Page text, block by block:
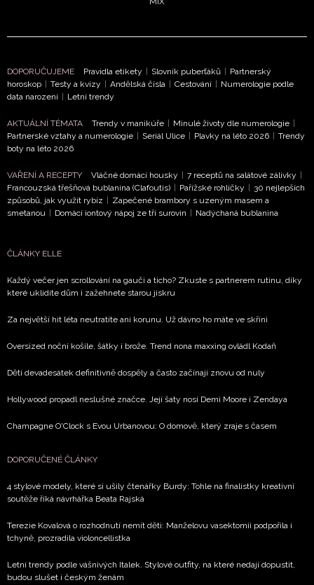
DOPORUČUJEME Pravidla etikety | Slovník puberťáků | Partnerský
horoskop | Testy a kvízy | Andělská čísla | Cestování | Numerologie podle
data narození | Letní trendy
AKTUÁLNÍ TÉMATA Trendy v manikúře | Minulé životy dle numerologie |
Partnerské vztahy a numerologie | Seriál Ulice | Plavky na léto 2026 | Trendy
boty na léto 2026
VAŘENÍ A RECEPTY Vláčné domácí housky | 7 receptů na salátové zálivky |
Francouzská třešňová bublanina (Clafoutis) | Pařížské rohlíčky | 30 nejlepších
způsobů, jak využít rybíz | Zapečené brambory s uzeným masem a
smetanou | Domácí iontový nápoj ze tří surovin | Nadýchaná bublanina
ČLÁNKY ELLE
Každý večer jen scrollování na gauči a ticho? Zkuste s partnerem rutinu, díky
které uklidíte dům i zažehnete starou jiskru
Za největší hit léta neutratíte ani korunu. Už dávno ho máte ve skříni
Oversized noční košile, šátky i brože. Trend nona maxxing ovládl Kodaň
Děti devadesátek definitivně dospěly a často začínají znovu od nuly
Hollywood propadl neslušné značce. Její šaty nosí Demi Moore i Zendaya
Champagne O'Clock s Evou Urbanovou: O domově, který zraje s časem
DOPORUČENÉ ČLÁNKY
4 stylové modely, které si ušily čtenářky Burdy: Tohle na finalistky kreativní
soutěže říká návrhářka Beata Rajská
Terezie Kovalová o rozhodnutí nemít děti: Manželovu vasektomii podpořila i
tchyně, prozradila violoncellistka
Letní trendy podle vášnivých Italek. Stylové outfity, na které nedají dopustit,
budou slušet i českým ženám